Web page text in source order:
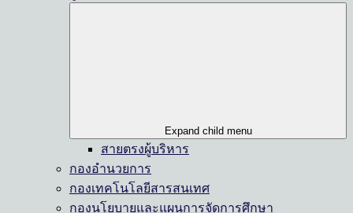
Expand child menu
สายตรงผู้บริหาร
กองอำนวยการ
กองเทคโนโลยีสารสนเทศ
กองนโยบายและแผนการจัดการศึกษา